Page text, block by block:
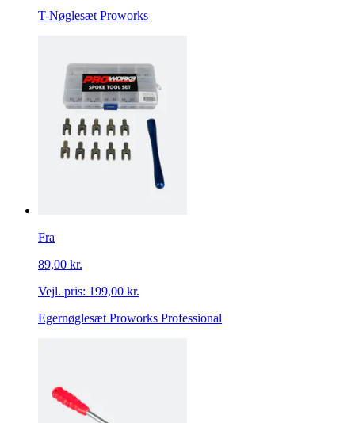
T-Nøglesæt Proworks
Fra
89,00 kr.
Vejl. pris: 199,00 kr.
Egernøglesæt Proworks Professional